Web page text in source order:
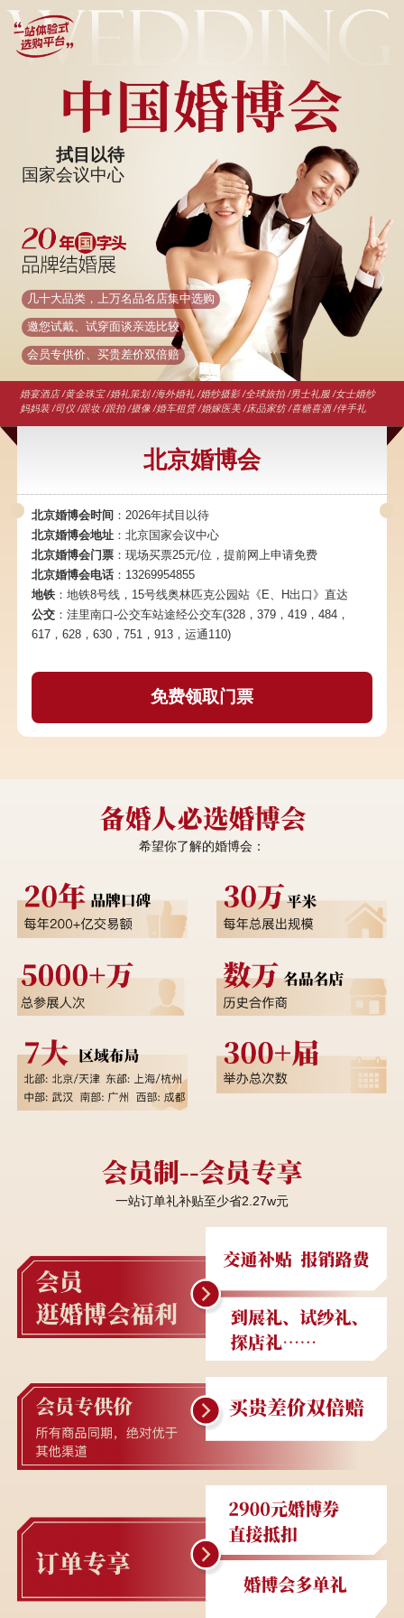
拭目以待
国家会议中心
几十大品类，上万名品名店集中选购
邀您试戴、试穿面谈亲选比较
会员专供价、买贵差价双倍赔
婚宴酒店 /黄金珠宝 /婚礼策划 /海外婚礼 /婚纱摄影 /全球旅拍 /男士礼服 /女士婚纱
妈妈装 /司仪 /跟妆 /跟拍 /摄像 /婚车租赁 /婚嫁医美 /床品家纺 /喜糖喜酒 /伴手礼
北京婚博会
北京婚博会时间 ：2026年拭目以待
北京婚博会地址 ：北京国家会议中心
北京婚博会门票 ：现场买票25元/位，提前网上申请免费
北京婚博会电话 ：13269954855
地铁 ：地铁8号线，15号线奥林匹克公园站《E、H出口》直达
公交 ：洼里南口-公交车站途经公交车(328，379，419，484，
617，628，630，751，913，运通110)
免费领取门票
希望你了解的婚博会：
一站订单礼补贴至少省2.27w元